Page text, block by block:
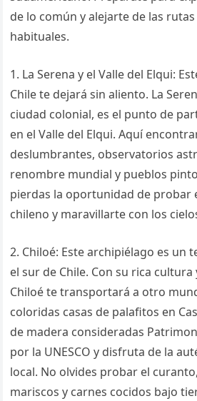
de lo común y alejarte de las
habituales.
1. La Serena y el Valle del Elqui:
Chile te dejará sin aliento. La
ciudad colonial, es el punto de
en el Valle del Elqui. Aquí
deslumbrantes, observatorios
renombre mundial y pueblos
pierdas la oportunidad de probar
chileno y maravillarte con los
2. Chiloé: Este archipiélago es un
el sur de Chile. Con su rica
Chiloé te transportará a otro
coloridas casas de palafitos en
de madera consideradas
por la UNESCO y disfruta de la
local. No olvides probar el
mariscos y carnes cocidos bajo